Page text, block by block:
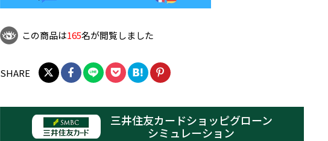
この商品は165名が閲覧しました
SHARE
三井住友カードショッピグローン
シミュレーション